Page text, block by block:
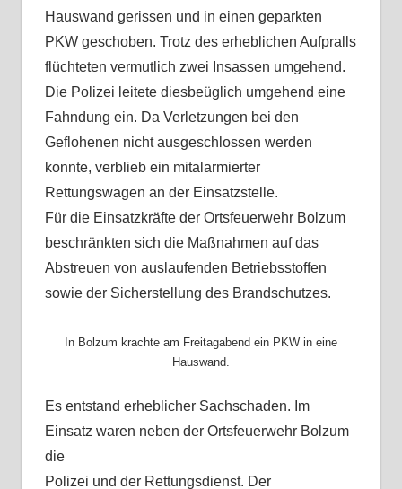
Hauswand gerissen und in einen geparkten
PKW geschoben. Trotz des erheblichen Aufpralls
flüchteten vermutlich zwei Insassen umgehend.
Die Polizei leitete diesbeüglich umgehend eine
Fahndung ein. Da Verletzungen bei den
Geflohenen nicht ausgeschlossen werden
konnte, verblieb ein mitalarmierter
Rettungswagen an der Einsatzstelle.
Für die Einsatzkräfte der Ortsfeuerwehr Bolzum
beschränkten sich die Maßnahmen auf das
Abstreuen von auslaufenden Betriebsstoffen
sowie der Sicherstellung des Brandschutzes.
In Bolzum krachte am Freitagabend ein PKW in eine
Hauswand.
Es entstand erheblicher Sachschaden. Im
Einsatz waren neben der Ortsfeuerwehr Bolzum
die
Polizei und der Rettungsdienst. Der